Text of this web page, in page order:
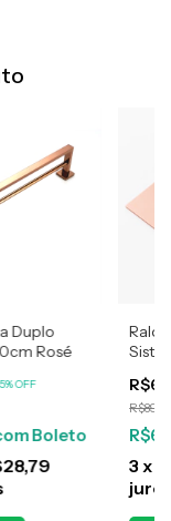
Duplo
Rosé
%OFF
Boleto
Ralo
3 x